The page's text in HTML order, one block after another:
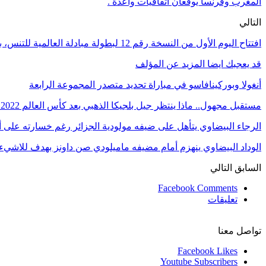
التالي
افتتاح اليوم الأول من النسخة رقم 12 لبطولة مبادلة العالمية للتنس، بحضور مميز للأطفال
قد يعجبك ايضا المزيد عن المؤلف
أنغولا وبوركينافاسو في مباراة تحديد متصدر المجموعة الرابعة
مستقبل مجهول.. ماذا ينتظر جيل بلجيكا الذهبي بعد كأس العالم 2022؟
الرجاء البيضاوي يتأهل على ضيفه مولودية الجزائر رغم خسارته على أرضه
الوداد البيضاوي ينهزم أمام مضيفه ماميلودي صن داونز بهدف
السابق التالي
Facebook Comments
تعليقات
تواصل معنا
Facebook Likes
Youtube Subscribers